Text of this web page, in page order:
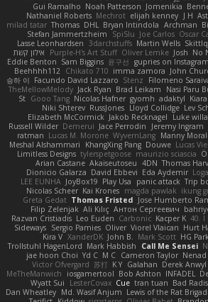
Gui Ramalho Noah Patterson Jomenikia
Nathaniel Roberts Mechrot elijah kenney J H
milad tatar Thomas DHL Bryan Intindola Archman
Stefan Jammertzheim
SpiSlu Joe Carlos Oscar
Lasse Leonhardsen 3darchstuffs Martin Wells Skittlq
אילון קשת
Purple-H's Art Stuff Oliver Lemke Josh No
Eddie Benton Sam Biggins 윤구선 gupries on Instagram
Beehhhh112 Chikato 710 imma zamora John
승하 이 Facundo David Lazzaro Stenz Filomeno
TheMellowMelody Jack Ryan Brad Leikam Nasi Paru
St Gooo Tang Nicolas Hafner gyomh adaktyl
Niki Shterev RussJones Lloyd Collidge Lev
Elizabeth McCormick Jakob Recknagel Luke
Russell Wilder Demerui Jace Perrodin Jeremy Ingram
ratman Lucas M. Morone WyvernLang Manny
Meshal Alshammari
KhangXing Pang Douwe Lucas
Limitless Designs tylerspetgoose maurizio sciascia
Arian Castane Akaiseutoseu 4DN Thomas
Dionicio Galarza David Ebbevi Eda Aydemir
LEE EUNHA JoyBox19 Play Usa panic attack Trip
Nicolas Scheer Kai Krones magda pawlak ikung
Greta Gedat Thomas Fristed Jose Humberto
Filip Zelenjak Ali Kılıç Антон Сергеевич
Razvan Cristiadis Leo Euden Carbonic Kacper K 40. I
Sideways Sergio Pamies Oliver Viorel Vlaican Hurt
Kira V XanderDK John B. Mark Scott HG
Trollstuhl HagenLord Mark Habbish Call Me Sensei
jae hoon Choi Yd C M C Cameron Taylor
Victor Ofvergard 苏打 K Y Galahan Derek Anwyl
MeTheManwich
iosgamertool Bob Ashton INFADEL
Wyatt Sui
LesterCovax Cue tran tuan Bad
Dan Wheatley Md. Wasif Anjum Lewis of the Rat